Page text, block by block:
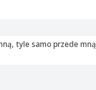
tyle samo przede mną